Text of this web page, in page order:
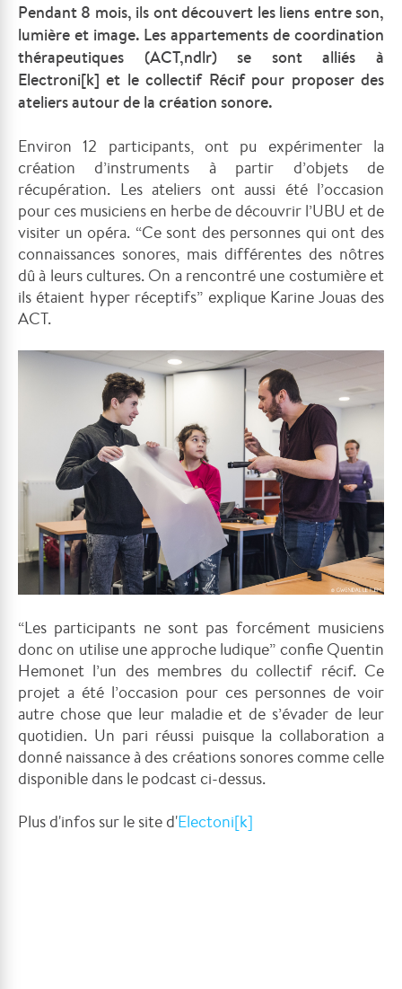
Pendant 8 mois, ils ont découvert les liens entre son,
lumière et image. Les appartements de coordination
thérapeutiques (ACT,ndlr) se sont alliés à
Electroni[k] et le collectif Récif pour proposer des
ateliers autour de la création sonore.
Environ 12 participants, ont pu expérimenter la
création d’instruments à partir d’objets de
récupération. Les ateliers ont aussi été l’occasion
pour ces musiciens en herbe de découvrir l’UBU et de
visiter un opéra. “Ce sont des personnes qui ont des
connaissances sonores, mais différentes des nôtres
dû à leurs cultures. On a rencontré une costumière et
ils étaient hyper réceptifs” explique Karine Jouas des
ACT.
“Les participants ne sont pas forcément musiciens
donc on utilise une approche ludique” confie Quentin
Hemonet l’un des membres du collectif récif. Ce
projet a été l’occasion pour ces personnes de voir
autre chose que leur maladie et de s’évader de leur
quotidien. Un pari réussi puisque la collaboration a
donné naissance à des créations sonores comme celle
disponible dans le podcast ci-dessus.
Plus d'infos sur le site d'Electoni[k]